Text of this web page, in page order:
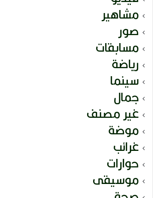
مشاهير
صور
مسابقات
رياضة
سينما
جمال
غير مصنف
موضة
غرائب
حوارات
موسيقى